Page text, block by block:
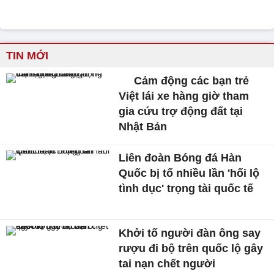
TIN MỚI
Cảm động các bạn trẻ
Việt lái xe hàng giờ tham
gia cứu trợ động đất tại
Nhật Bản
Liên đoàn Bóng đá Hàn
Quốc bị tố nhiều lần 'hối lộ
tình dục' trọng tài quốc tế
Khởi tố người đàn ông say
rượu đi bộ trên quốc lộ gây
tai nạn chết người